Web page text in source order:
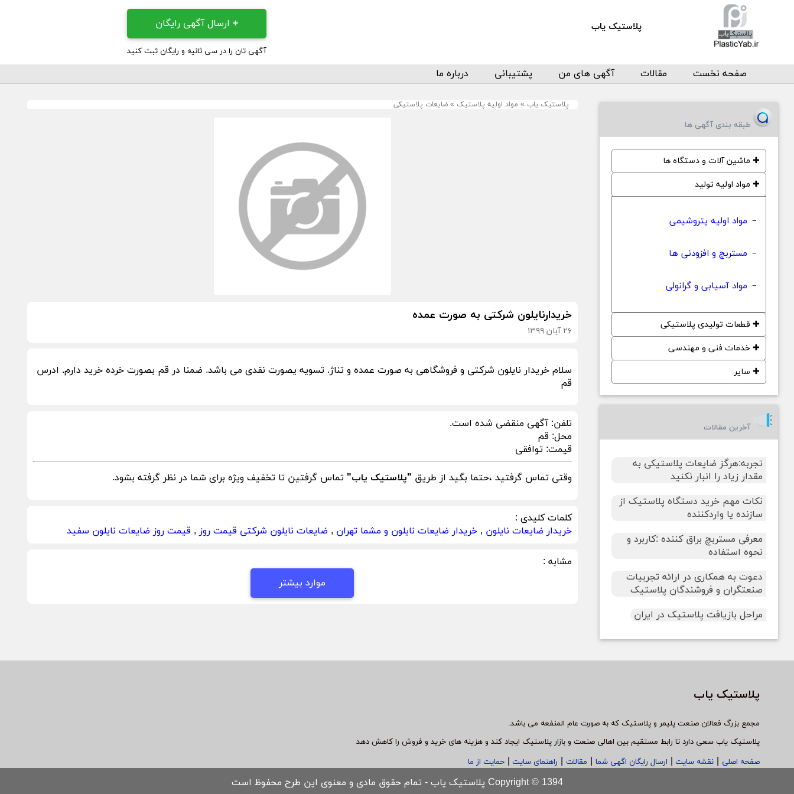
پلاستیک یاب +ارسال آگهی رایگان
آگهی تان را در سی ثانیه و رایگان ثبت کنید
صفحه نخست مقالات آگهی های من پشتیبانی درباره ما
پلاستیک یاب » مواد اولیه پلاستیک »ضایعات پلاستیکی
خریدارنایلون شرکتی به صورت عمده
۲۶ آبان ۱۳۹۹
سلام خریدار نایلون شرکتی و فروشگاهی به صورت عمده و تناژ. تسویه یصورت نقدی می باشد. ضمنا در قم بصورت خرده خرید دارم. ادرس
قم
تلفن:آگهی منقضی شده است.
محل: قم
قیمت:توافقی
وقتی تماس گرفتید ،حتما بگید از طریق "پلاستیک یاب"تماس گرفتین تا تخفیف ویژه برای شما در نظر گرفته بشود.
کلمات کلیدی :
خریدار ضایعات نایلون ,خریدار ضایعات نایلون و مشما تهران , ضایعات نایلون شرکتی قیمت روز , قیمت روز ضایعات نایلون سفید
مشابه :
موارد بیشتر
طبقه بندی آگهی ها
✚ماشین آلات و دستگاه ها
✚مواد اولیه تولید
− مواد اولیه پتروشیمی
− مستربچ و افزودنی ها
− مواد آسیابی و گرانولی
✚قطعات تولیدی پلاستیکی
✚خدمات فنی و مهندسی
✚سایر
آخرین مقالات
تجربه:هرگز ضایعات پلاستیکی به
مقدار زیاد را انبار نکنید
نکات مهم خرید دستگاه پلاستیک از
سازنده یا واردکننده
معرفی مستربچ براق کننده :کاربرد و
نحوه استفاده
دعوت به همکاری در ارائه تجربیات
صنعتگران و فروشندگان پلاستیک
مراحل بازیافت پلاستیک در ایران
پلاستیک یاب
مجمع بزرگ فعالان صنعت پلیمر و پلاستیک که به صورت عام المنفعه می باشد.
پلاستیک یاب سعی دارد تا رابط مستقیم بین اهالی صنعت و بازار پلاستیک ایجاد کند و هزینه های خرید و فروش را کاهش دهد
صفحه اصلی | نقشه سایت | ارسال رایگان اگهی شما | مقالات | راهنمای سایت | حمایت از ما
Copyright © 1394 پلاستیک یاب - تمام حقوق مادی و معنوی این طرح محفوظ است